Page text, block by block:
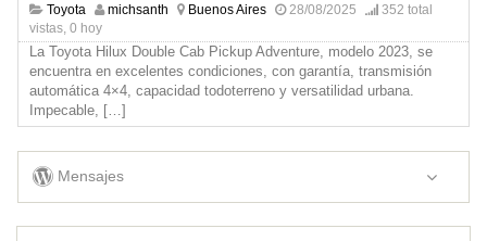
Toyota michsanth Buenos Aires 28/08/2025
352 total
vistas, 0 hoy
La Toyota Hilux Double Cab Pickup Adventure, modelo 2023, se
encuentra en excelentes condiciones, con garantía, transmisión
automática 4×4, capacidad todoterreno y versatilidad urbana.
Impecable, […]
Mensajes